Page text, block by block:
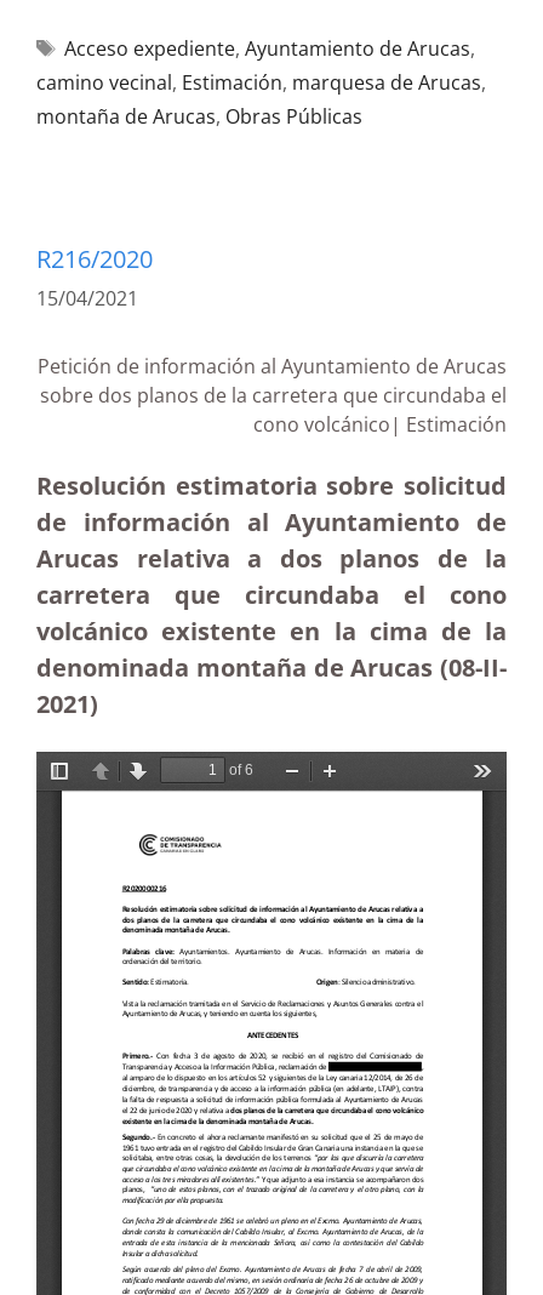
Acceso expediente, Ayuntamiento de Arucas,
camino vecinal, Estimación, marquesa de Arucas,
montaña de Arucas, Obras Públicas
R216/2020
15/04/2021
Petición de información al Ayuntamiento de Arucas
sobre dos planos de la carretera que circundaba el
cono volcánico| Estimación
Resolución estimatoria sobre solicitud
de información al Ayuntamiento de
Arucas relativa a dos planos de la
carretera que circundaba el cono
volcánico existente en la cima de la
denominada montaña de Arucas (08-II-
2021)